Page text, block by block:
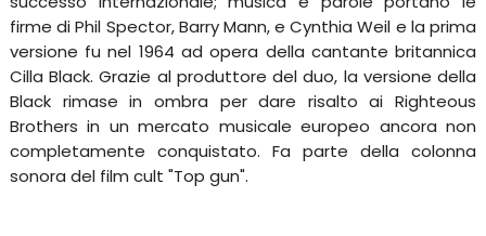
firme di Phil Spector, Barry Mann, e Cynthia Weil e la prima
versione fu nel 1964 ad opera della cantante britannica
Cilla Black. Grazie al produttore del duo, la versione della
Black rimase in ombra per dare risalto ai Righteous
Brothers in un mercato musicale europeo ancora non
completamente conquistato. Fa parte della colonna
sonora del film cult "Top gun".